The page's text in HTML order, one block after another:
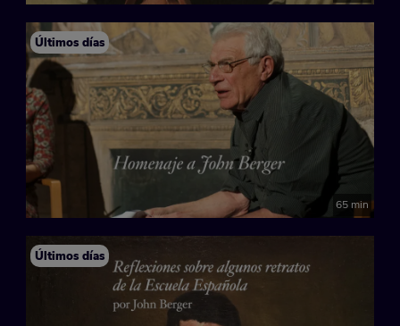
Últimos días
65 min
Últimos días